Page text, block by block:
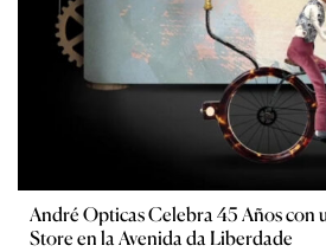
André Opticas Celebra 45 Años con
Store en la Avenida da Liberdade